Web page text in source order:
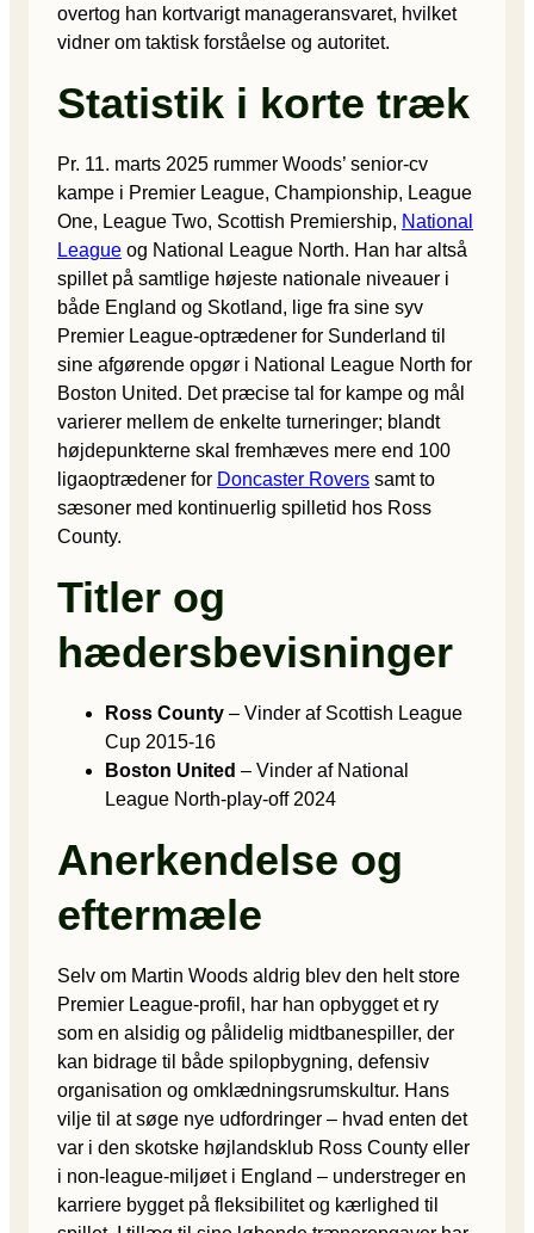
overtog han kortvarigt manageransvaret, hvilket
vidner om taktisk forståelse og autoritet.
Statistik i korte træk
Pr. 11. marts 2025 rummer Woods’ senior-cv
kampe i Premier League, Championship, League
One, League Two, Scottish Premiership, National
League og National League North. Han har altså
spillet på samtlige højeste nationale niveauer i
både England og Skotland, lige fra sine syv
Premier League-optrædener for Sunderland til
sine afgørende opgør i National League North for
Boston United. Det præcise tal for kampe og mål
varierer mellem de enkelte turneringer; blandt
højdepunkterne skal fremhæves mere end 100
ligaoptrædener for Doncaster Rovers samt to
sæsoner med kontinuerlig spilletid hos Ross
County.
Titler og
hædersbevisninger
Ross County – Vinder af Scottish League
Cup 2015-16
Boston United – Vinder af National
League North-play-off 2024
Anerkendelse og
eftermæle
Selv om Martin Woods aldrig blev den helt store
Premier League-profil, har han opbygget et ry
som en alsidig og pålidelig midtbanespiller, der
kan bidrage til både spilopbygning, defensiv
organisation og omklædningsrumskultur. Hans
vilje til at søge nye udfordringer – hvad enten det
var i den skotske højlandsklub Ross County eller
i non-league-miljøet i England – understreger en
karriere bygget på fleksibilitet og kærlighed til